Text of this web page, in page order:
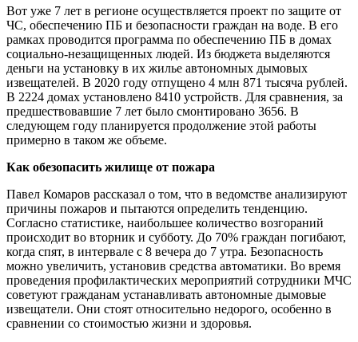
Вот уже 7 лет в регионе осуществляется проект по защите от
ЧС, обеспечению ПБ и безопасности граждан на воде. В его
рамках проводится программа по обеспечению ПБ в домах
социально-незащищенных людей. Из бюджета выделяются
деньги на установку в их жилье автономных дымовых
извещателей. В 2020 году отпущено 4 млн 871 тысяча рублей.
В 2224 домах установлено 8410 устройств. Для сравнения, за
предшествовавшие 7 лет было смонтировано 3656. В
следующем году планируется продолжение этой работы
примерно в таком же объеме.
Как обезопасить жилище от пожара
Павел Комаров рассказал о том, что в ведомстве анализируют
причины пожаров и пытаются определить тенденцию.
Согласно статистике, наибольшее количество возгораний
происходит во вторник и субботу. До 70% граждан погибают,
когда спят, в интервале с 8 вечера до 7 утра. Безопасность
можно увеличить, установив средства автоматики. Во время
проведения профилактических мероприятий сотрудники МЧС
советуют гражданам устанавливать автономные дымовые
извещатели. Они стоят относительно недорого, особенно в
сравнении со стоимостью жизни и здоровья.